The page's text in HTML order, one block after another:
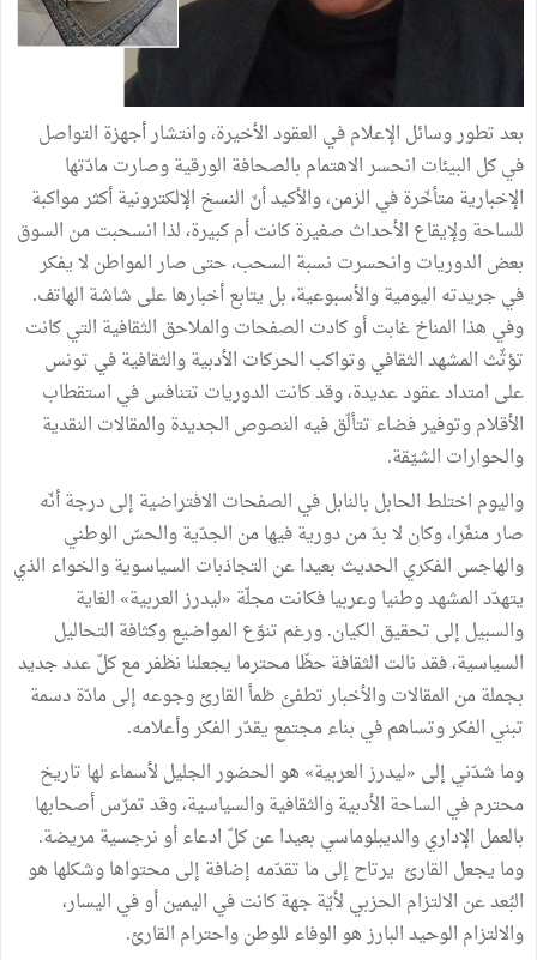
بعد تطور وسائل الإعلام في العقود الأخيرة، وانتشار أجهزة التواصل
في كل البيئات انحسر الاهتمام بالصحافة الورقية وصارت مادّتها
الإخبارية متأخّرة في الزمن، والأكيد أنّ النسخ الإلكترونية أكثر مواكبة
للساحة ولإيقاع الأحداث صغيرة كانت أم كبيرة، لذا انسحبت من السوق
بعض الدوريات وانحسرت نسبة السحب، حتى صار المواطن لا يفكر
في جريدته اليومية والأسبوعية، بل يتابع أخبارها على شاشة الهاتف.
وفي هذا المناخ غابت أو كادت الصفحات والملاحق الثقافية التي كانت
تؤثّث المشهد الثقافي وتواكب الحركات الأدبية والثقافية في تونس
على امتداد عقود عديدة، وقد كانت الدوريات تتنافس في استقطاب
الأقلام وتوفير فضاء تتألّق فيه النصوص الجديدة والمقالات النقدية
والحوارات الشيّقة.
واليوم اختلط الحابل بالنابل في الصفحات الافتراضية إلى درجة أنّه
صار منفّرا، وكان لا بدّ من دورية فيها من الجدّية والحسّ الوطني
والهاجس الفكري الحديث بعيدا عن التجاذبات السياسوية والخواء الذي
يتهدّد المشهد وطنيا وعربيا فكانت مجلّة «ليدرز العربية» الغاية
والسبيل إلى تحقيق الكيان. ورغم تنوّع المواضيع وكثافة التحاليل
السياسية، فقد نالت الثقافة حظّا محترما يجعلنا نظفر مع كلّ عدد جديد
بجملة من المقالات والأخبار تطفئ ظمأ القارئ وجوعه إلى مادّة دسمة
تبني الفكر وتساهم في بناء مجتمع يقدّر الفكر وأعلامه.
وما شدّني إلى «ليدرز العربية» هو الحضور الجليل لأسماء لها تاريخ
محترم في الساحة الأدبية والثقافية والسياسية، وقد تمرّس أصحابها
بالعمل الإداري والديبلوماسي بعيدا عن كلّ ادعاء أو نرجسية مريضة.
وما يجعل القارئ يرتاح إلى ما تقدّمه إضافة إلى محتواها وشكلها هو
البُعد عن الالتزام الحزبي لأيّة جهة كانت في اليمين أو في اليسار،
والالتزام الوحيد البارز هو الوفاء للوطن واحترام القارئ.